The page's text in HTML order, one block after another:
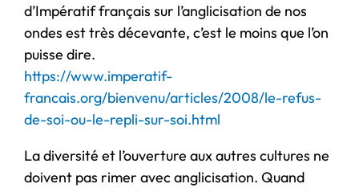
d’Impératif français sur l’anglicisation de nos
ondes est très décevante, c’est le moins que l’on
puisse dire.
https://www.imperatif-
francais.org/bienvenu/articles/2008/le-refus-
de-soi-ou-le-repli-sur-soi.html
La diversité et l’ouverture aux autres cultures ne
doivent pas rimer avec anglicisation. Quand